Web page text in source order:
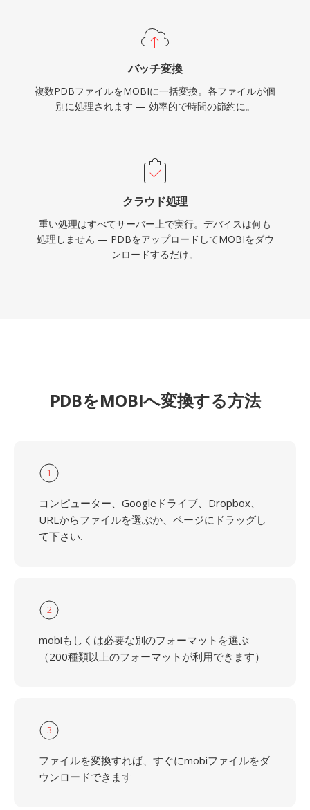
バッチ変換
複数PDBファイルをMOBIに一括変換。各ファイルが個
別に処理されます — 効率的で時間の節約に。
クラウド処理
重い処理はすべてサーバー上で実行。デバイスは何も
処理しません — PDBをアップロードしてMOBIをダウ
ンロードするだけ。
PDBをMOBIへ変換する方法
1
コンピューター、Googleドライブ、Dropbox、
URLからファイルを選ぶか、ページにドラッグし
て下さい.
2
mobiもしくは必要な別のフォーマットを選ぶ
（200種類以上のフォーマットが利用できます）
3
ファイルを変換すれば、すぐにmobiファイルをダ
ウンロードできます